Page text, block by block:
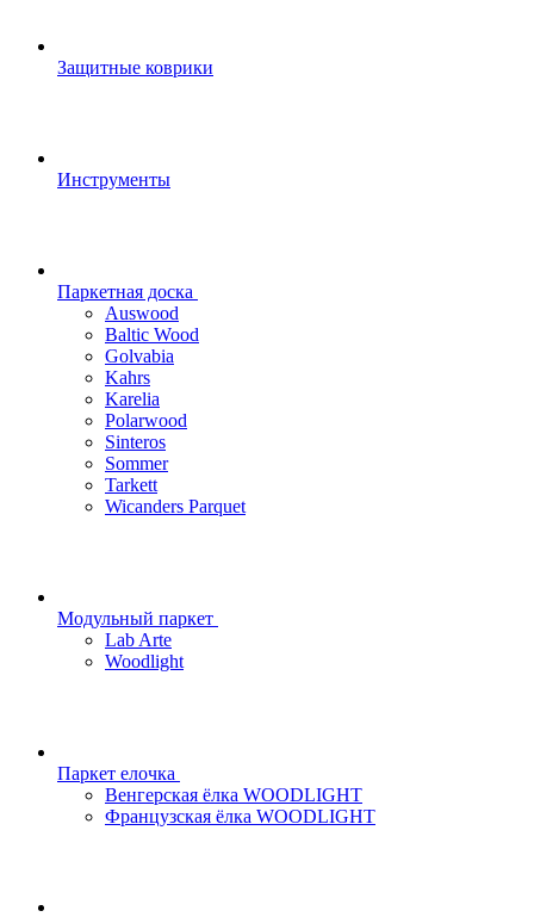
Защитные коврики
Инструменты
Паркетная доска
Auswood
Baltic Wood
Golvabia
Kahrs
Karelia
Polarwood
Sinteros
Sommer
Tarkett
Wicanders Parquet
Модульный паркет
Lab Arte
Woodlight
Паркет елочка
Венгерская ёлка WOODLIGHT
Французская ёлка WOODLIGHT